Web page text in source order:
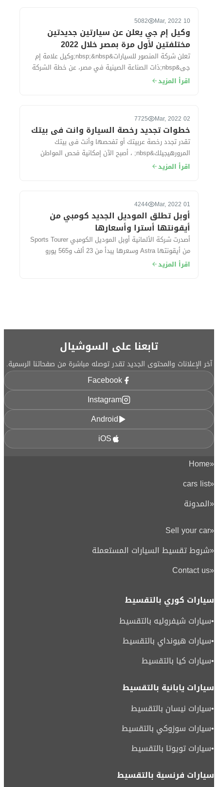
10 Mar, 2022
5082
وكيل إم جي يعلن عن سيارتين جديدتين
مختلفتين لأول مرة بمصر خلال 2022
تعلن شركة المنصور للسيارات&nbsp;&nbsp;وكيل علامة إم
جى&nbsp;ذات الصناعة الصينية في مصر، عن خطة الشركة
في 2022، والتي في تكون فى مقدمتها طرح...
اقرأ المزيد
02 Mar, 2022
7725
خطوات تجديد رخصة السيارة وانت فى بيتك
تقدر تجدد رخصة عربيتك أو تفحصها وأنت فى بيتك
المرورهيجيلك&nbsp; ، أصبح الآن إمكانية فحص المواطن
وعمل فحص فني شامل لسيارته و تجديد رخصته خ...
اقرأ المزيد
01 Mar, 2022
4244
أوبل تطلق الموديل الجديد كومبي من
أيقونتها أسترا وأسعارها
أصدرت شركة الألمانية أوبل الموديل الكومبي Sports Tourer
من أيقونتها Astra وسعرها يبدأ من 23 ألف و565 يورو
حوالي (415 ألف جنيه مصري) تقريبًا....
اقرأ المزيد
تابعنا على السوشيال
آخر الإعلانات والمحتوى الجديد تقدر توصله مباشرة من صفحاتنا الرسمية.
Facebook
Instagram
Android
iOS
«
Home
«
cars list
«المدونة
«
Sell your car
«شروط تقسيط السيارات المستعملة
«
Contact us
سيارات كوري بالتقسيط
•سيارات شيفروليه بالتقسيط
•سيارات هيونداي بالتقسيط
•سيارات كيا بالتقسيط
سيارات يابانية بالتقسيط
•سيارات نيسان بالتقسيط
•سيارات سوزوكي بالتقسيط
•سيارات تويوتا بالتقسيط
سيارات فرنسية بالتقسيط